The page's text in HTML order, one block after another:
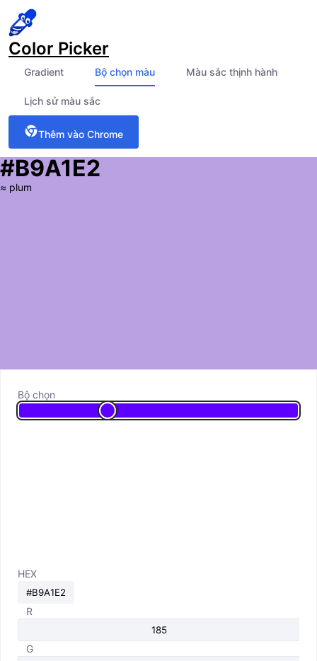
Color Picker
Gradient Bộ chọn màu Màu sắc thịnh hành
Lịch sử màu sắc
Thêm vào Chrome
#B9A1E2
≈ plum
Bộ chọn
HEX
R
G